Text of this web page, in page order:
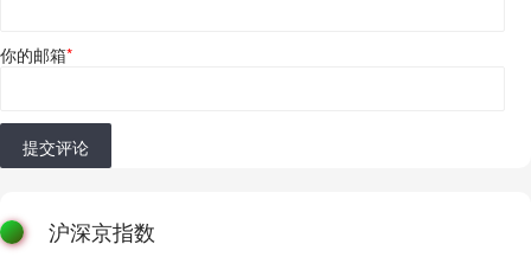
你的邮箱*
提交评论
沪深京指数